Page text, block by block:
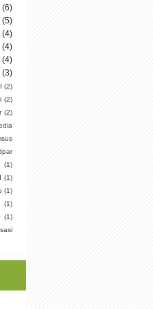
(6)
(5)
(4)
(4)
(4)
(3)
(2)
(2)
(2)
(1)
(1)
(1)
(1)
(1)